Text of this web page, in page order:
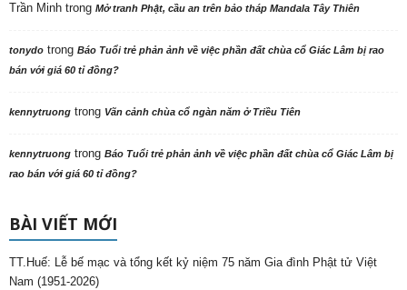
Trần Minh trong Mở tranh Phật, cầu an trên bảo tháp Mandala Tây Thiên
tonydo trong Báo Tuổi trẻ phản ảnh về việc phần đất chùa cổ Giác Lâm bị rao
bán với giá 60 tỉ đồng?
kennytruong trong Vãn cảnh chùa cổ ngàn năm ở Triều Tiên
kennytruong trong Báo Tuổi trẻ phản ảnh về việc phần đất chùa cổ Giác Lâm bị
rao bán với giá 60 tỉ đồng?
BÀI VIẾT MỚI
TT.Huế: Lễ bế mạc và tổng kết kỷ niệm 75 năm Gia đình Phật tử Việt
Nam (1951-2026)